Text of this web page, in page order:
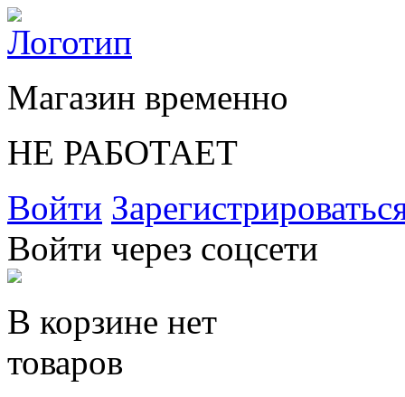
Магазин временно
НЕ РАБОТАЕТ
Войти
Войти через соцсети
В корзине нет
товаров